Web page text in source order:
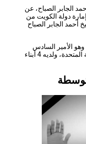
الصباح، عن
دولة الكويت من
الجابر الصباح
عام 1937، وهو الأمير السادس
عشر والسادس بعد الاستقلال عن المملكة المتحدة، ولديه 4 أبناء